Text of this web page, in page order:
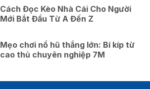
Cách Đọc Kèo Nhà Cái Cho Người
Mới Bắt Đầu Từ A Đến Z
Mẹo chơi nổ hũ thắng lớn: Bí kíp từ
cao thủ chuyên nghiệp 7M